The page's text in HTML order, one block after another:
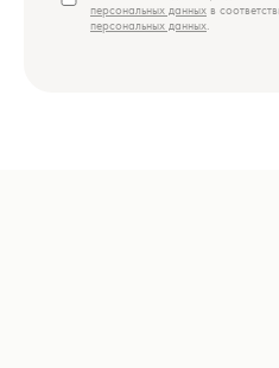
персональных данных в
персональных данных.